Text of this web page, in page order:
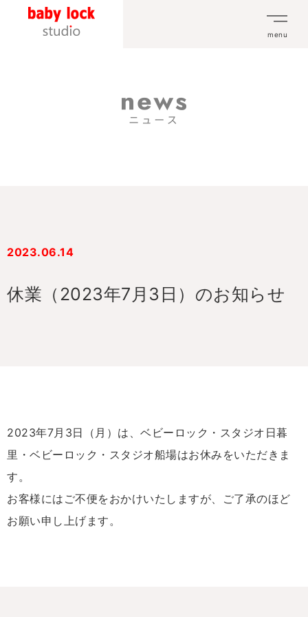
menu
2023.06.14
休業（2023年7月3日）のお知らせ
2023年7月3日（月）は、ベビーロック・スタジオ日暮
里・ベビーロック・スタジオ船場はお休みをいただきま
す。
お客様にはご不便をおかけいたしますが、ご了承のほど
お願い申し上げます。